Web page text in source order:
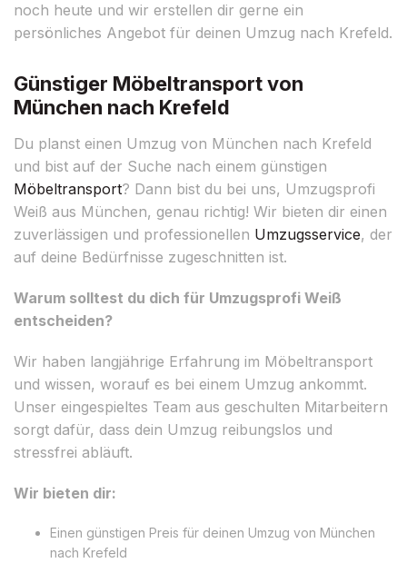
noch heute und wir erstellen dir gerne ein
persönliches Angebot für deinen Umzug nach Krefeld.
Günstiger Möbeltransport von
München nach Krefeld
Du planst einen Umzug von München nach Krefeld
und bist auf der Suche nach einem günstigen
Möbeltransport? Dann bist du bei uns, Umzugsprofi
Weiß aus München, genau richtig! Wir bieten dir einen
zuverlässigen und professionellen Umzugsservice, der
auf deine Bedürfnisse zugeschnitten ist.
Warum solltest du dich für Umzugsprofi Weiß
entscheiden?
Wir haben langjährige Erfahrung im Möbeltransport
und wissen, worauf es bei einem Umzug ankommt.
Unser eingespieltes Team aus geschulten Mitarbeitern
sorgt dafür, dass dein Umzug reibungslos und
stressfrei abläuft.
Wir bieten dir:
Einen günstigen Preis für deinen Umzug von München
nach Krefeld